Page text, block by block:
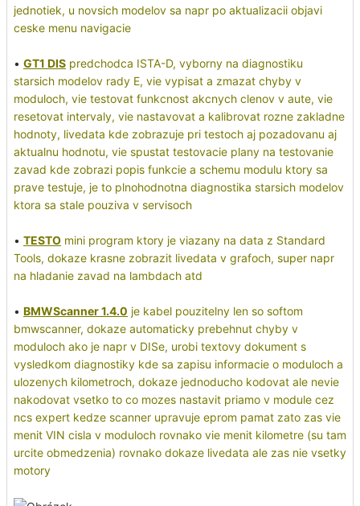
jednotiek, u novsich modelov sa napr po aktualizacii objavi
ceske menu navigacie
• GT1 DIS predchodca ISTA-D, vyborny na diagnostiku
starsich modelov rady E, vie vypisat a zmazat chyby v
moduloch, vie testovat funkcnost akcnych clenov v aute, vie
resetovat intervaly, vie nastavovat a kalibrovat rozne zakladne
hodnoty, livedata kde zobrazuje pri testoch aj pozadovanu aj
aktualnu hodnotu, vie spustat testovacie plany na testovanie
zavad kde zobrazi popis funkcie a schemu modulu ktory sa
prave testuje, je to plnohodnotna diagnostika starsich modelov
ktora sa stale pouziva v servisoch
• TESTO mini program ktory je viazany na data z Standard
Tools, dokaze krasne zobrazit livedata v grafoch, super napr
na hladanie zavad na lambdach atd
• BMWScanner 1.4.0 je kabel pouzitelny len so softom
bmwscanner, dokaze automaticky prebehnut chyby v
moduloch ako je napr v DISe, urobi textovy dokument s
vysledkom diagnostiky kde sa zapisu informacie o moduloch a
ulozenych kilometroch, dokaze jednoducho kodovat ale nevie
nakodovat vsetko to co mozes nastavit priamo v module cez
ncs expert kedze scanner upravuje eprom pamat zato zas vie
menit VIN cisla v moduloch rovnako vie menit kilometre (su tam
urcite obmedzenia) rovnako dokaze livedata ale zas nie vsetky
motory